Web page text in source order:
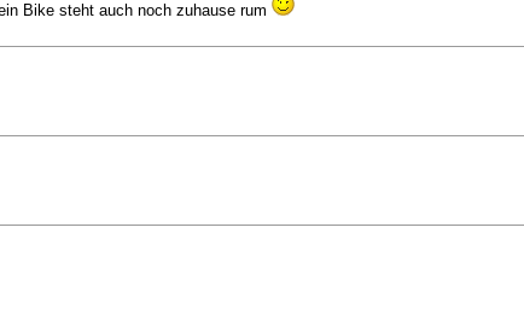
Bike steht auch noch zuhause rum